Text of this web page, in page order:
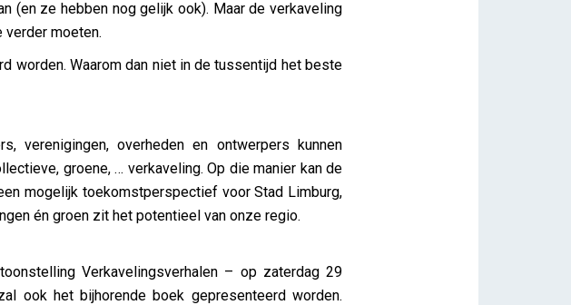
(en ze hebben nog gelijk ook). Maar de verkaveling
moeten.
worden. Waarom dan niet in de tussentijd het beste
verenigingen, overheden en ontwerpers kunnen
groene, … verkaveling. Op die manier kan de
mogelijk toekomstperspectief voor Stad Limburg,
én groen zit het potentieel van onze regio.
Verkavelingsverhalen – op zaterdag 29
ook het bijhorende boek gepresenteerd worden.